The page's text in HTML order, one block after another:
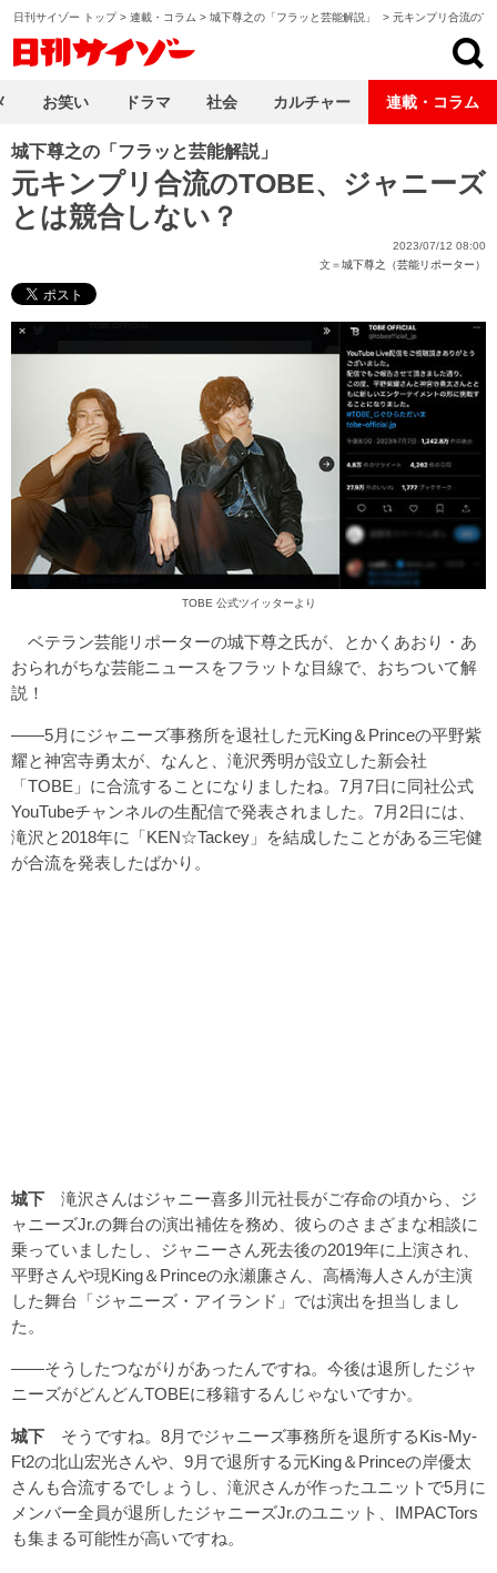
日刊サイゾー トップ> 連載・コラム > 城下尊之の「フラッと芸能解説」 > 元キンプリ合流の
城下尊之の「フラッと芸能解説」
元キンプリ合流のTOBE、ジャニーズ
とは競合しない？
2023/07/12 08:00
文＝城下尊之（芸能リポーター）
TOBE 公式ツイッターより
ベテラン芸能リポーターの城下尊之氏が、とかくあおり・あ
おられがちな芸能ニュースをフラットな目線で、おちついて解
説！
――5月にジャニーズ事務所を退社した元King＆Princeの平野紫
耀と神宮寺勇太が、なんと、滝沢秀明が設立した新会社
「TOBE」に合流することになりましたね。7月7日に同社公式
YouTubeチャンネルの生配信で発表されました。7月2日には、
滝沢と2018年に「KEN☆Tackey」を結成したことがある三宅健
が合流を発表したばかり。
城下 滝沢さんはジャニー喜多川元社長がご存命の頃から、ジ
ャニーズJr.の舞台の演出補佐を務め、彼らのさまざまな相談に
乗っていましたし、ジャニーさん死去後の2019年に上演され、
平野さんや現King＆Princeの永瀬廉さん、高橋海人さんが主演
した舞台「ジャニーズ・アイランド」では演出を担当しまし
た。
――そうしたつながりがあったんですね。今後は退所したジャ
ニーズがどんどんTOBEに移籍するんじゃないですか。
城下 そうですね。8月でジャニーズ事務所を退所するKis-My-
Ft2の北山宏光さんや、9月で退所する元King＆Princeの岸優太
さんも合流するでしょうし、滝沢さんが作ったユニットで5月に
メンバー全員が退所したジャニーズJr.のユニット、IMPACTors
も集まる可能性が高いですね。
お笑い ドラマ 社会 カルチャー 連載・コラム